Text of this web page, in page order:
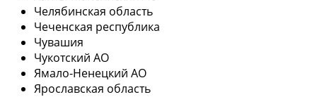
Челябинская область
Чеченская республика
Чувашия
Чукотский АО
Ямало-Ненецкий АО
Ярославская область